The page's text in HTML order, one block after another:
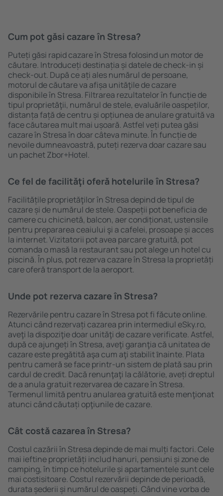
Cum pot găsi cazare în Stresa?
Puteți găsi rapid cazare în Stresa folosind un motor de
căutare. Introduceți destinația și datele de check-in și
check-out. După ce ați ales numărul de persoane,
motorul de căutare va afișa unităţile de cazare
disponibile în Stresa. Filtrarea rezultatelor în funcție de
tipul proprietăţii, numărul de stele, evaluările oaspeților,
distanța față de centru și opțiunea de anulare gratuită va
face căutarea mult mai ușoară. Astfel veți putea găsi
cazare în Stresa în doar câteva minute. În funcție de
nevoile dumneavoastră, puteți rezerva doar cazare sau
un pachet Zbor+Hotel.
Ce fel de facilităţi oferă hotelurile în Stresa?
Facilitățile proprietăţilor în Stresa depind de tipul de
cazare și de numărul de stele. Oaspeții pot beneficia de
camere cu chicinetă, balcon, aer condiționat, ustensile
pentru prepararea ceaiului şi a cafelei, prosoape și acces
la internet. Vizitatorii pot avea parcare gratuită, pot
comanda o masă la restaurant sau pot alege un hotel cu
piscină. În plus, pot rezerva cazare în Stresa la proprietăți
care oferă transport de la aeroport.
Unde pot rezerva cazare în Stresa?
Rezervările pentru cazare în Stresa pot fi făcute online.
Atunci când rezervați cazarea prin intermediul eSky.ro,
aveţi la dispoziţie doar unităţi de cazare verificate. Astfel,
după ce ajungeți în Stresa, aveţi garanţia că unitatea de
cazare este pregătită aşa cum aţi stabilit ȋnainte. Plata
pentru cameră se face printr-un sistem de plată sau prin
cardul de credit. Dacă renunţaţi la călătorie, aveți dreptul
de a anula gratuit rezervarea de cazare în Stresa.
Termenul limită pentru anularea gratuită este menţionat
atunci când căutați opţiunile de cazare.
Cât costă cazarea în Stresa?
Costul cazării în Stresa depinde de mai mulți factori. Cele
mai ieftine proprietăți includ hanuri, pensiuni și zone de
camping, în timp ce hotelurile și apartamentele sunt cele
mai costisitoare. Costul rezervării depinde de perioadă,
durata șederii și numărul de oaspeți. Când vine vorba de